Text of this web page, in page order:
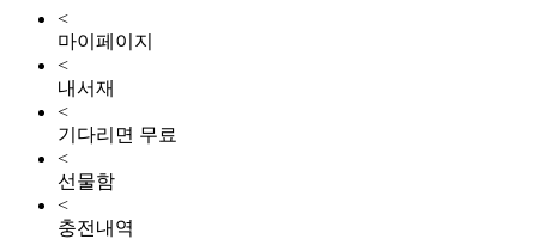
<
마이페이지
<
내서재
<
기다리면 무료
<
선물함
<
충전내역